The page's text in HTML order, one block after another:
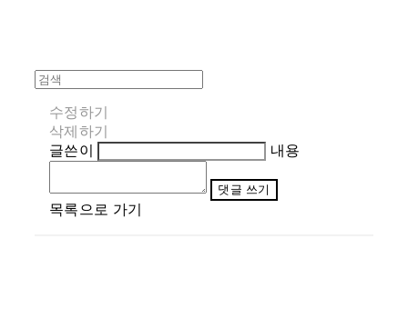
수정하기
삭제하기
글쓴이
내용
댓글 쓰기
목록으로 가기